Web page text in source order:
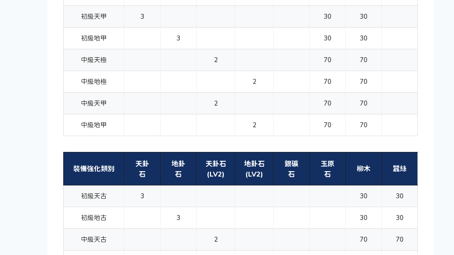
初級天甲 3 30 30
初級地甲 3 30 30
中級天極 2 70 70
中級地極 2 70 70
中級天甲 2 70 70
中級地甲 2 70 70
裝備強化類別
天卦
石
地卦
石
天卦石
(LV2)
地卦石
(LV2)
銀礦
石
玉原
石
柳木 蠶絲
初級天古 3 30 30
初級地古 3 30 30
中級天古 2 70 70